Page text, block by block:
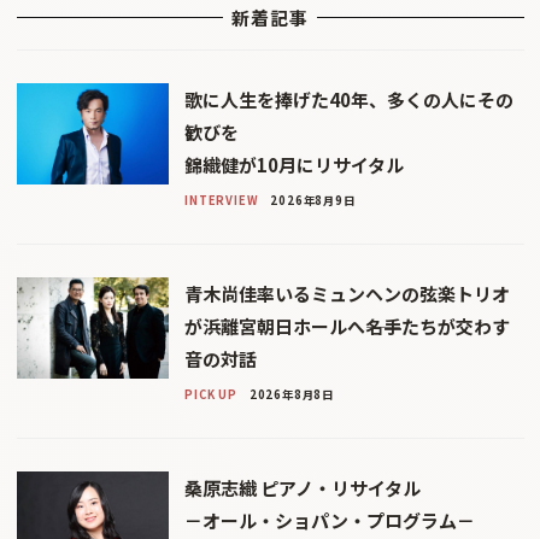
新着記事
歌に人生を捧げた40年、多くの人にその
歓びを
錦織健が10月にリサイタル
INTERVIEW 2026年8月9日
青木尚佳率いるミュンヘンの弦楽トリオ
が浜離宮朝日ホールへ――名手たちが交わす
音の対話
PICK UP 2026年8月8日
桑原志織 ピアノ・リサイタル
－オール・ショパン・プログラム－